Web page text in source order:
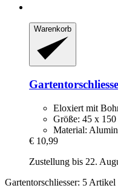
Warenkorb
Eloxiert mit
Größe: 45 x
Material:
€ 10,99
Zustellung bis 22.
Gartentorschliesser: 5 Artikel